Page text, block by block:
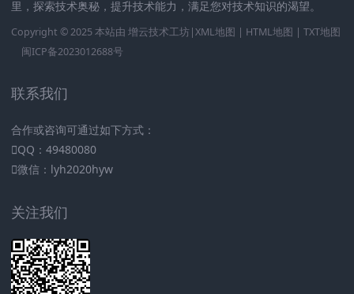
里，探索技术奥秘，提升技术能力，满足您对技术知识的渴望。
Copyright © 2025 本站由 增云技术工坊|XML地图 | HTML地图 | TXT地图
闽ICP备2023012688号
联系我们
合作或咨询可通过如下方式：
QQ：49480080
微信：lyh2020hyw
关注我们